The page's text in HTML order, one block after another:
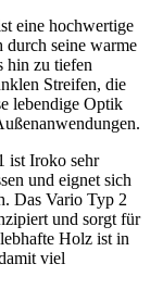
eine hochwertige
seine warme
hin zu tiefen
Streifen, die
lebendige Optik
ist Iroko sehr
und eignet sich
Das Vario Typ 2
und sorgt für
Holz ist in
viel